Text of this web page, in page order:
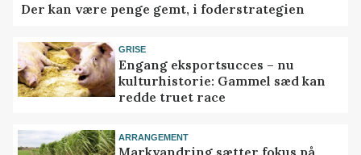
Der kan være penge gemt, i foderstrategien
GRISE
Engang eksportsucces – nu
kulturhistorie: Gammel sæd kan
redde truet race
ARRANGEMENT